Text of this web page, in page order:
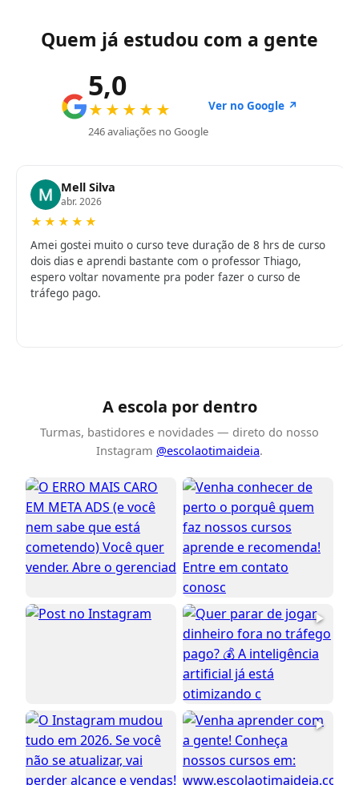
Quem já estudou com a gente
5,0
★★★★★
246 avaliações no Google
Ver no Google ↗
Mell Silva
abr. 2026
★★★★★
Amei gostei muito o curso teve duração de 8 hrs de curso
dois dias e aprendi bastante com o professor Thiago,
espero voltar novamente pra poder fazer o curso de
tráfego pago.
A escola por dentro
Turmas, bastidores e novidades — direto do nosso
Instagram @escolaotimaideia.